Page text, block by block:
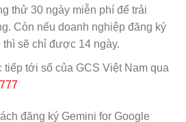
thử 30 ngày miễn phí để trải
Còn nếu doanh nghiệp đăng ký
sẽ chỉ được 14 ngày.
tiếp tới số của GCS Việt Nam qua